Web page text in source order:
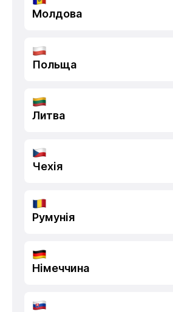
Молдова
Польща
Литва
Чехія
Румунія
Німеччина